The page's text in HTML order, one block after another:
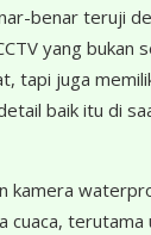
benar teruji
yang bukan
tapi juga
baik itu di
kamera
cuaca, terutama